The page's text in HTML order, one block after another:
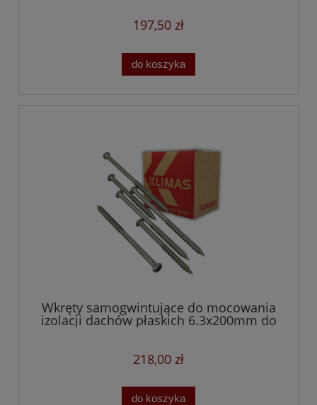
197,50 zł
do koszyka
Wkręty samogwintujące do mocowania
izolacji dachów płaskich 6.3x200mm do
betonu i drewna
218,00 zł
do koszyka